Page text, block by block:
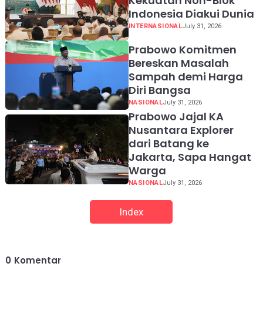
Indonesia Diakui Dunia
INTERNASIONALJuly 31, 2026
Prabowo Komitmen
Bereskan Masalah
Sampah demi Harga
Diri Bangsa
NASIONALJuly 31, 2026
Prabowo Jajal KA
Nusantara Explorer
dari Batang ke
Jakarta, Sapa Hangat
Warga
NASIONALJuly 31, 2026
Index
0 Komentar